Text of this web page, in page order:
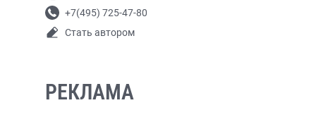
+7(495) 725-47-80
Стать автором
РЕКЛАМА